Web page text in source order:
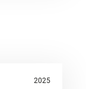
2025